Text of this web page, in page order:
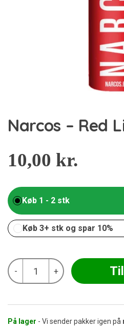
Narcos – Red
10,00 kr.
Køb 1 - 2 stk
Køb 3+ stk og spar 10%
-
Narcos
Red
+
På lager - Vi sender pakker igen på